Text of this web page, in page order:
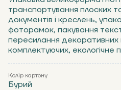
транспортування плоских
документів і креслень,
фоторамок, пакування
пересилання декоративних
комплектуючих, екологічне
Колір картону
Бурий